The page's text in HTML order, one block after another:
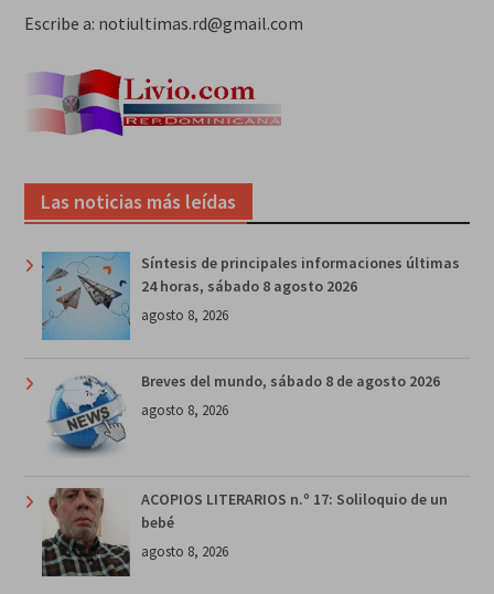
Escribe a: notiultimas.rd@gmail.com
Las noticias más leídas
Síntesis de principales informaciones últimas
24 horas, sábado 8 agosto 2026
agosto 8, 2026
Breves del mundo, sábado 8 de agosto 2026
agosto 8, 2026
ACOPIOS LITERARIOS n.º 17: Soliloquio de un
bebé
agosto 8, 2026